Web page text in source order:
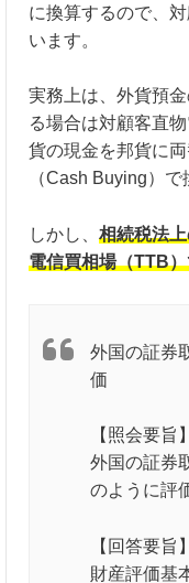
に換算するので、
います。
実務上は、外貨預
る場合は対顧客直
貨の現金を邦貨に
（Cash Buying）で
しかし、 相続税法
電信買相場（TTB
外国の証券
価
【照会要旨】
外国の証券
のように評
【回答要旨】
財産評価基